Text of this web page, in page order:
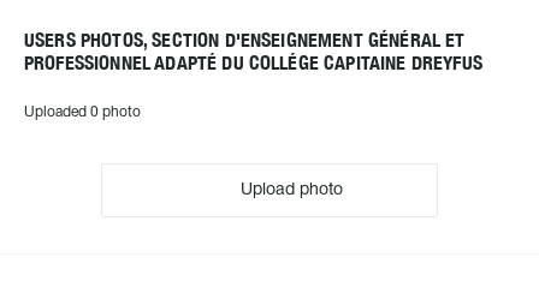
USERS PHOTOS, SECTION D'ENSEIGNEMENT GÉNÉRAL ET
PROFESSIONNEL ADAPTÉ DU COLLÉGE CAPITAINE DREYFUS
Uploaded 0 photo
Upload photo